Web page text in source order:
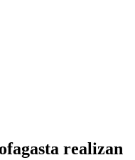
realizan